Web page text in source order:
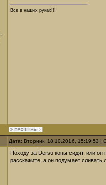
Все в наших руках!!!
Дата: Вторник, 18.10.2016, 15:19:53
Походу за Dersu копы сидят, или
расскажите, а он подумает